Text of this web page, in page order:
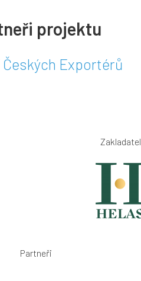
projektu
Českých Exportérů
Zakladatel
Partneři